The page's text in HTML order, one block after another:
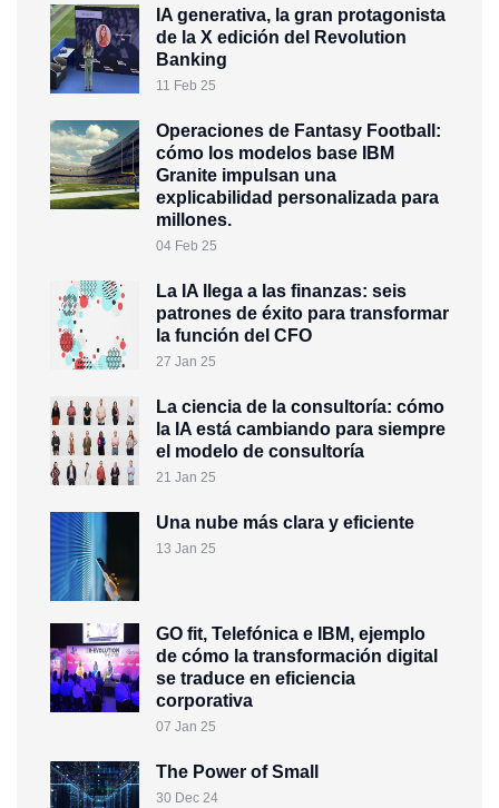
IA generativa, la gran protagonista
de la X edición del Revolution
Banking
11 Feb 25
Operaciones de Fantasy Football:
cómo los modelos base IBM
Granite impulsan una
explicabilidad personalizada para
millones.
04 Feb 25
La IA llega a las finanzas: seis
patrones de éxito para transformar
la función del CFO
27 Jan 25
La ciencia de la consultoría: cómo
la IA está cambiando para siempre
el modelo de consultoría
21 Jan 25
Una nube más clara y eficiente
13 Jan 25
GO fit, Telefónica e IBM, ejemplo
de cómo la transformación digital
se traduce en eficiencia
corporativa
07 Jan 25
The Power of Small
30 Dec 24